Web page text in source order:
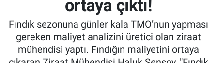
ortaya çıktı!
Fındık sezonuna günler kala TMO’nun yapması
gereken maliyet analizini üretici olan ziraat
mühendisi yaptı. Fındığın maliyetini ortaya
Tarım Kredi Kooperatifleri